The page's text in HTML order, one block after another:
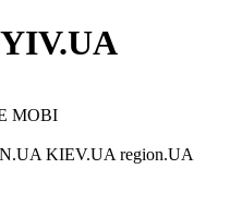
MOBI
KIEV.UA region.UA